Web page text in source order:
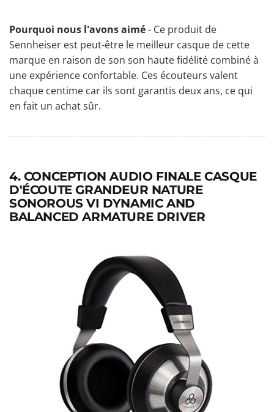
Pourquoi nous l'avons aimé- Ce produit de
Sennheiser est peut-être le meilleur casque de cette
marque en raison de son son haute fidélité combiné à
une expérience confortable. Ces écouteurs valent
chaque centime car ils sont garantis deux ans, ce qui
en fait un achat sûr.
4. CONCEPTION AUDIO FINALE CASQUE
D'ÉCOUTE GRANDEUR NATURE
SONOROUS VI DYNAMIC AND
BALANCED ARMATURE DRIVER